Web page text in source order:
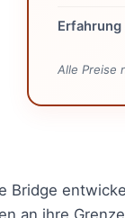
Erfahrung
Alle Preise
Bridge
an ihre